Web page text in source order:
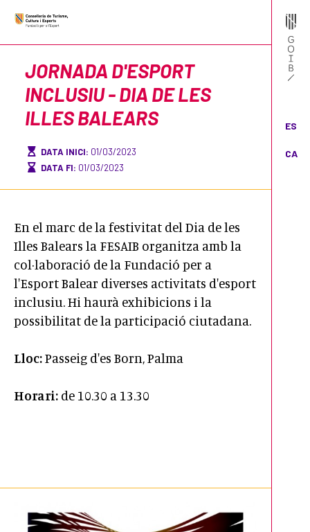
ES
CA
JORNADA D'ESPORT
INCLUSIU - DIA DE LES
ILLES BALEARS
DATA INICI: 01/03/2023
DATA FI: 01/03/2023
En el marc de la festivitat del Dia de les
Illes Balears la FESAIB organitza amb la
col·laboració de la Fundació per a
l'Esport Balear diverses activitats d'esport
inclusiu. Hi haurà exhibicions i la
possibilitat de la participació ciutadana.
Lloc:Passeig d'es Born, Palma
Horari: de 10.30 a 13.30